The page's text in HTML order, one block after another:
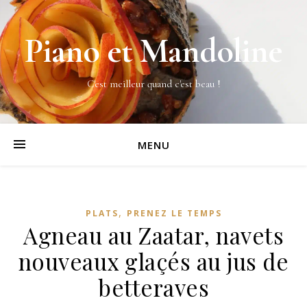
Piano et Mandoline
C'est meilleur quand c'est beau !
MENU
PLATS, PRENEZ LE TEMPS
Agneau au Zaatar, navets
nouveaux glaçés au jus de
betteraves